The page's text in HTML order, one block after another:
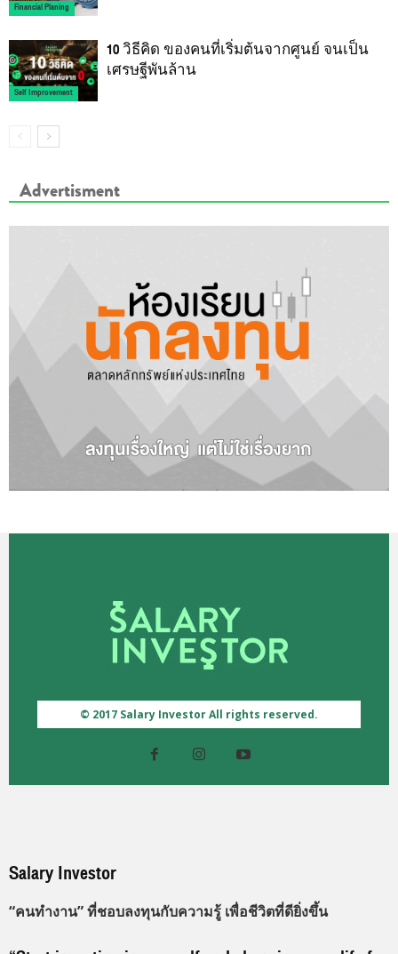
Financial Planing
Self Improvement
10 วิธีคิด ของคนที่เริ่มต้นจากศูนย์ จนเป็น
เศรษฐีพันล้าน
Advertisment
© 2017 Salary Investor All rights reserved.
Salary Investor
“คนทำงาน” ที่ชอบลงทุนกับความรู้ เพื่อชีวิตที่ดียิ่งขึ้น